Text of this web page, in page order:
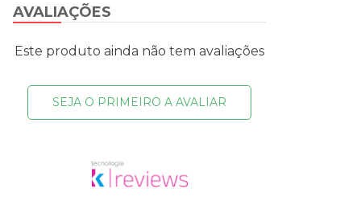
AVALIAÇÕES
Este produto ainda não tem avaliações
SEJA O PRIMEIRO A AVALIAR